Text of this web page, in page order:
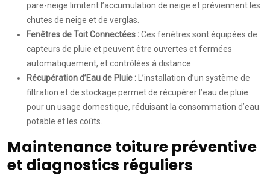
pare-neige limitent l’accumulation de neige et préviennent les
chutes de neige et de verglas.
Fenêtres de Toit Connectées :Ces fenêtres sont équipées de
capteurs de pluie et peuvent être ouvertes et fermées
automatiquement, et contrôlées à distance.
Récupération d’Eau de Pluie :
L’installation d’un système de
filtration et de stockage permet de récupérer l’eau de pluie
pour un usage domestique, réduisant la consommation d’eau
potable et les coûts.
Maintenance toiture préventive
et diagnostics réguliers